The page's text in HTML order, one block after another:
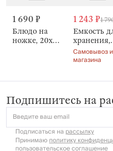
1 690 ₽
Блюдо на
ножке, 20х10
1 243 ₽1
Емкость
хранения,
380 мл,
Самовывоз
магазина
Подпишитесь на
Введите ваш email
Подписаться на рассылку
Принимаюполитику